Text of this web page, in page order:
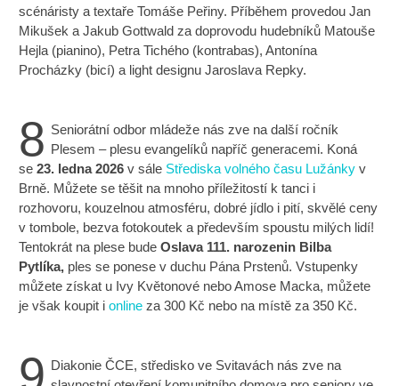
scénáristy a textaře Tomáše Peřiny. Příběhem provedou Jan
Mikušek a Jakub Gottwald za doprovodu hudebníků Matouše
Hejla (pianino), Petra Tichého (kontrabas), Antonína
Procházky (bicí) a light designu Jaroslava Repky.
8 Seniorátní odbor mládeže nás zve na další ročník
Plesem – plesu evangelíků napříč generacemi. Koná
se23. ledna 2026v sále Střediska volného času Lužánky v
Brně. Můžete se těšit na mnoho příležitostí k tanci i
rozhovoru, kouzelnou atmosféru, dobré jídlo i pití, skvělé ceny
v tombole, bezva fotokoutek a především spoustu milých lidí!
Tentokrát na plese bude Oslava 111. narozenin Bilba
Pytlíka, ples se ponese v duchu Pána Prstenů. Vstupenky
můžete získat u Ivy Květonové nebo Amose Macka, můžete
je však koupit ionline za 300 Kč nebo na místě za 350 Kč.
9 Diakonie ČCE, středisko ve Svitavách nás zve na